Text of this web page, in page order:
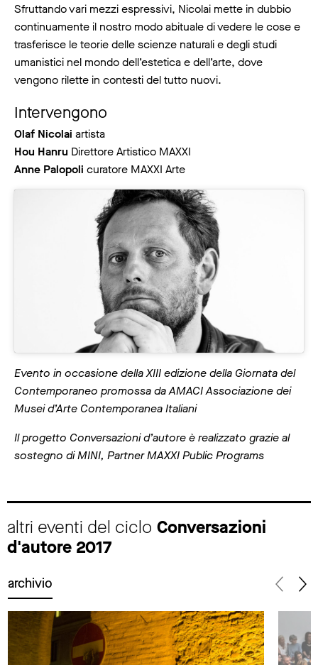
Sfruttando vari mezzi espressivi, Nicolai mette in dubbio
continuamente il nostro modo abituale di vedere le cose e
trasferisce le teorie delle scienze naturali e degli studi
umanistici nel mondo dell’estetica e dell’arte, dove
vengono rilette in contesti del tutto nuovi.
Intervengono
Olaf Nicolai artista
Hou Hanru Direttore Artistico MAXXI
Anne Palopoli curatore MAXXI Arte
Evento in occasione della XIII edizione della Giornata del
Contemporaneo promossa da AMACI Associazione dei
Musei d’Arte Contemporanea Italiani
Il progetto Conversazioni d’autore è realizzato grazie al
sostegno di MINI, Partner MAXXI Public Programs
altri eventi del ciclo Conversazioni
d'autore 2017
archivio